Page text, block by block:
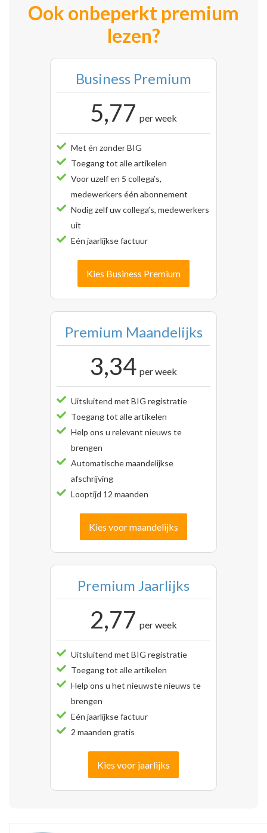
Ook onbeperkt premium
lezen?
Business Premium
5,77 per week
Met én zonder BIG
Toegang tot alle artikelen
Voor uzelf en 5 collega’s,
medewerkers één abonnement
Nodig zelf uw collega’s, medewerkers
uit
Eén jaarlijkse factuur
Kies Business Premium
Premium Maandelijks
3,34 per week
Uitsluitend met BIG registratie
Toegang tot alle artikelen
Help ons u relevant nieuws te
brengen
Automatische maandelijkse
afschrijving
Looptijd 12 maanden
Kies voor maandelijks
Premium Jaarlijks
2,77 per week
Uitsluitend met BIG registratie
Toegang tot alle artikelen
Help ons u het nieuwste nieuws te
brengen
Eén jaarlijkse factuur
2 maanden gratis
Kies voor jaarlijks